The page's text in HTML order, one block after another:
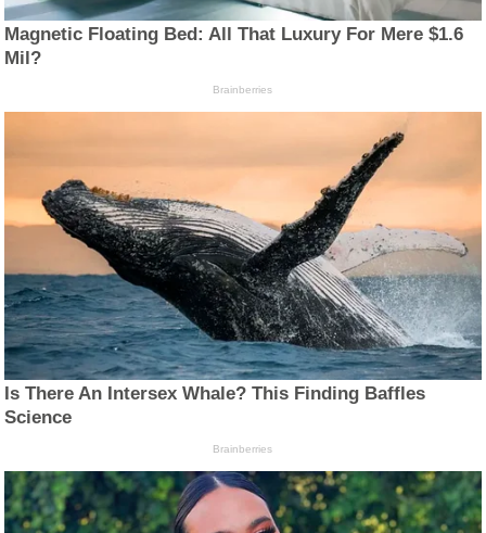
Magnetic Floating Bed: All That Luxury For Mere $1.6
Mil?
Brainberries
Is There An Intersex Whale? This Finding Baffles
Science
Brainberries